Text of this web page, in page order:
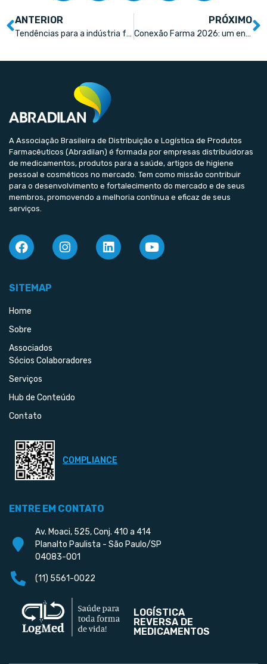
ANTERIOR
Tendências para a indústria farmacêutica: como integrar jornada e resultado
PRÓXIMO
Conexão Farma 2026: um encontro democrático e plural para todos os profissionais do mercado farmacêutico
A Associação Brasileira de Distribuição e Logística de Produtos
Farmacêuticos (Abradilan) é formada por empresas distribuidoras
de medicamentos, produtos para a saúde, artigos de higiene
pessoal e cosméticos no mercado. Tem como missão contribuir
para o desenvolvimento e fortalecimento do mercado e de seus
membros, promovendo a melhoria contínua e eficaz de seus
serviços.
SITEMAP
Home
Sobre
Associados
Sócios Colaboradores
Serviços
Hub de Conteúdo
Contato
COMPLIANCE
ENTRE EM CONTATO
Av. Moaci, 525, Conj. 410 a 414
Planalto Paulista - São Paulo/SP
04083-001
(11) 5561-0022
LOGÍSTICA
REVERSA DE
MEDICAMENTOS